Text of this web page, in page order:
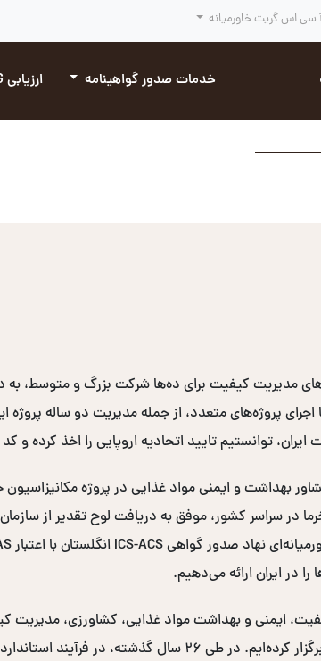
آ سی اس گریت خاورمیانه
خدمات صدور گواهینامه ارزیابی ESG
مدیریت کیفیت برای ده‌ها شرکت بزرگ و متوسط،
در ایران ارائه می‌دهیم.
آموزشی کیفیت، ایمنی و بهداشت مواد غذایی،
دولتی و صدها سازمان خصوصی برگزار